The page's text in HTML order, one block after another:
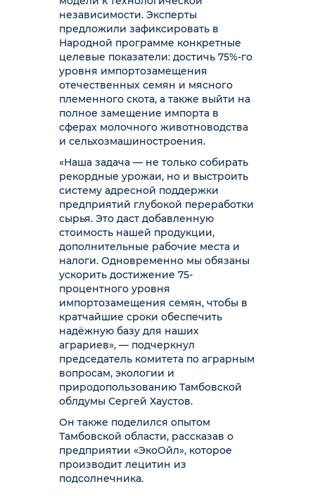
независимости. Эксперты
предложили зафиксировать в
Народной программе конкретные
целевые показатели: достичь 75%-го
уровня импортозамещения
отечественных семян и мясного
племенного скота, а также выйти на
полное замещение импорта в
сферах молочного животноводства
и сельхозмашиностроения.
«Наша задача — не только собирать
рекордные урожаи, но и выстроить
систему адресной поддержки
предприятий глубокой переработки
сырья. Это даст добавленную
стоимость нашей продукции,
дополнительные рабочие места и
налоги. Одновременно мы обязаны
ускорить достижение 75-
процентного уровня
импортозамещения семян, чтобы в
кратчайшие сроки обеспечить
надёжную базу для наших
аграриев», — подчеркнул
председатель комитета по аграрным
вопросам, экологии и
природопользованию Тамбовской
облдумы Сергей Хаустов.
Он также поделился опытом
Тамбовской области, рассказав о
предприятии «ЭкоОйл», которое
производит лецитин из
подсолнечника.